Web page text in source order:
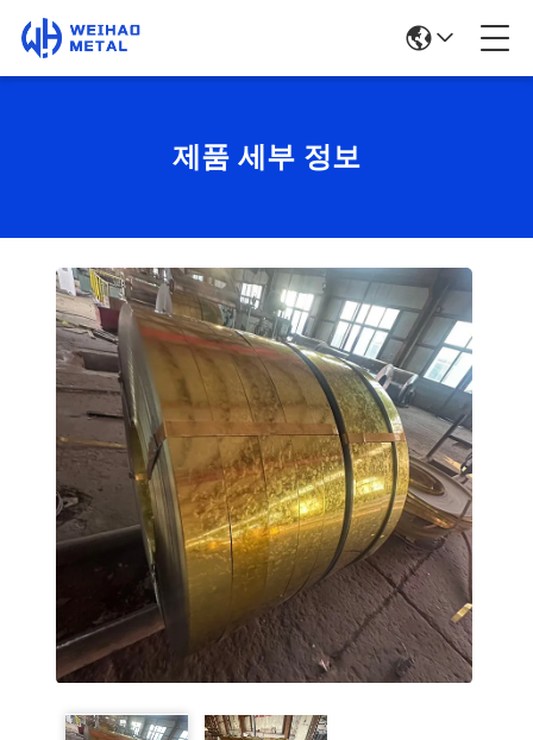
제품 세부 정보